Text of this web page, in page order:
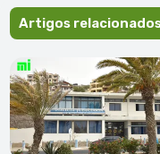
Artigos